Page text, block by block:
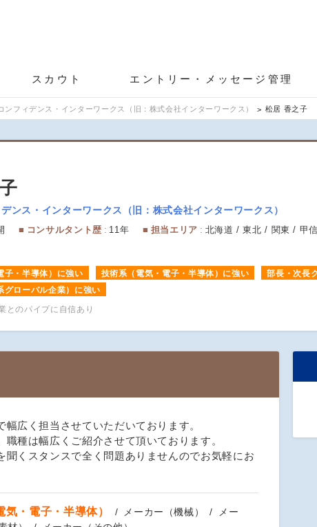
スカウト エントリー・メッセージ管理
ンフィデンス・インターワークス（旧：株式会社インターワークス） 松居 香之子
ンス・インターワークス（旧：株式会社インターワークス）
コンサルタント歴 11年 担当エリア
北海道 / 東北 / 関東 / 甲
子・半導体）に強い 技術系（電気・電子・半導体）に強い
部長・次長
グローバル企業）に強い
とのパイプに自信あり
広く担当させていただいております。
種は幅広くご紹介させて頂いております。
くスタンスで全く問題ありませんのでお気軽にお
気・電子・半導体） メーカー（機械）
メー